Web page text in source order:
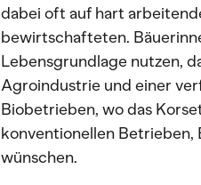
dabei oft auf hart
bewirtschafteten.
Lebensgrundlage nutzen,
Agroindustrie und einer
Biobetrieben, wo das
konventionellen Betrieben,
wünschen.